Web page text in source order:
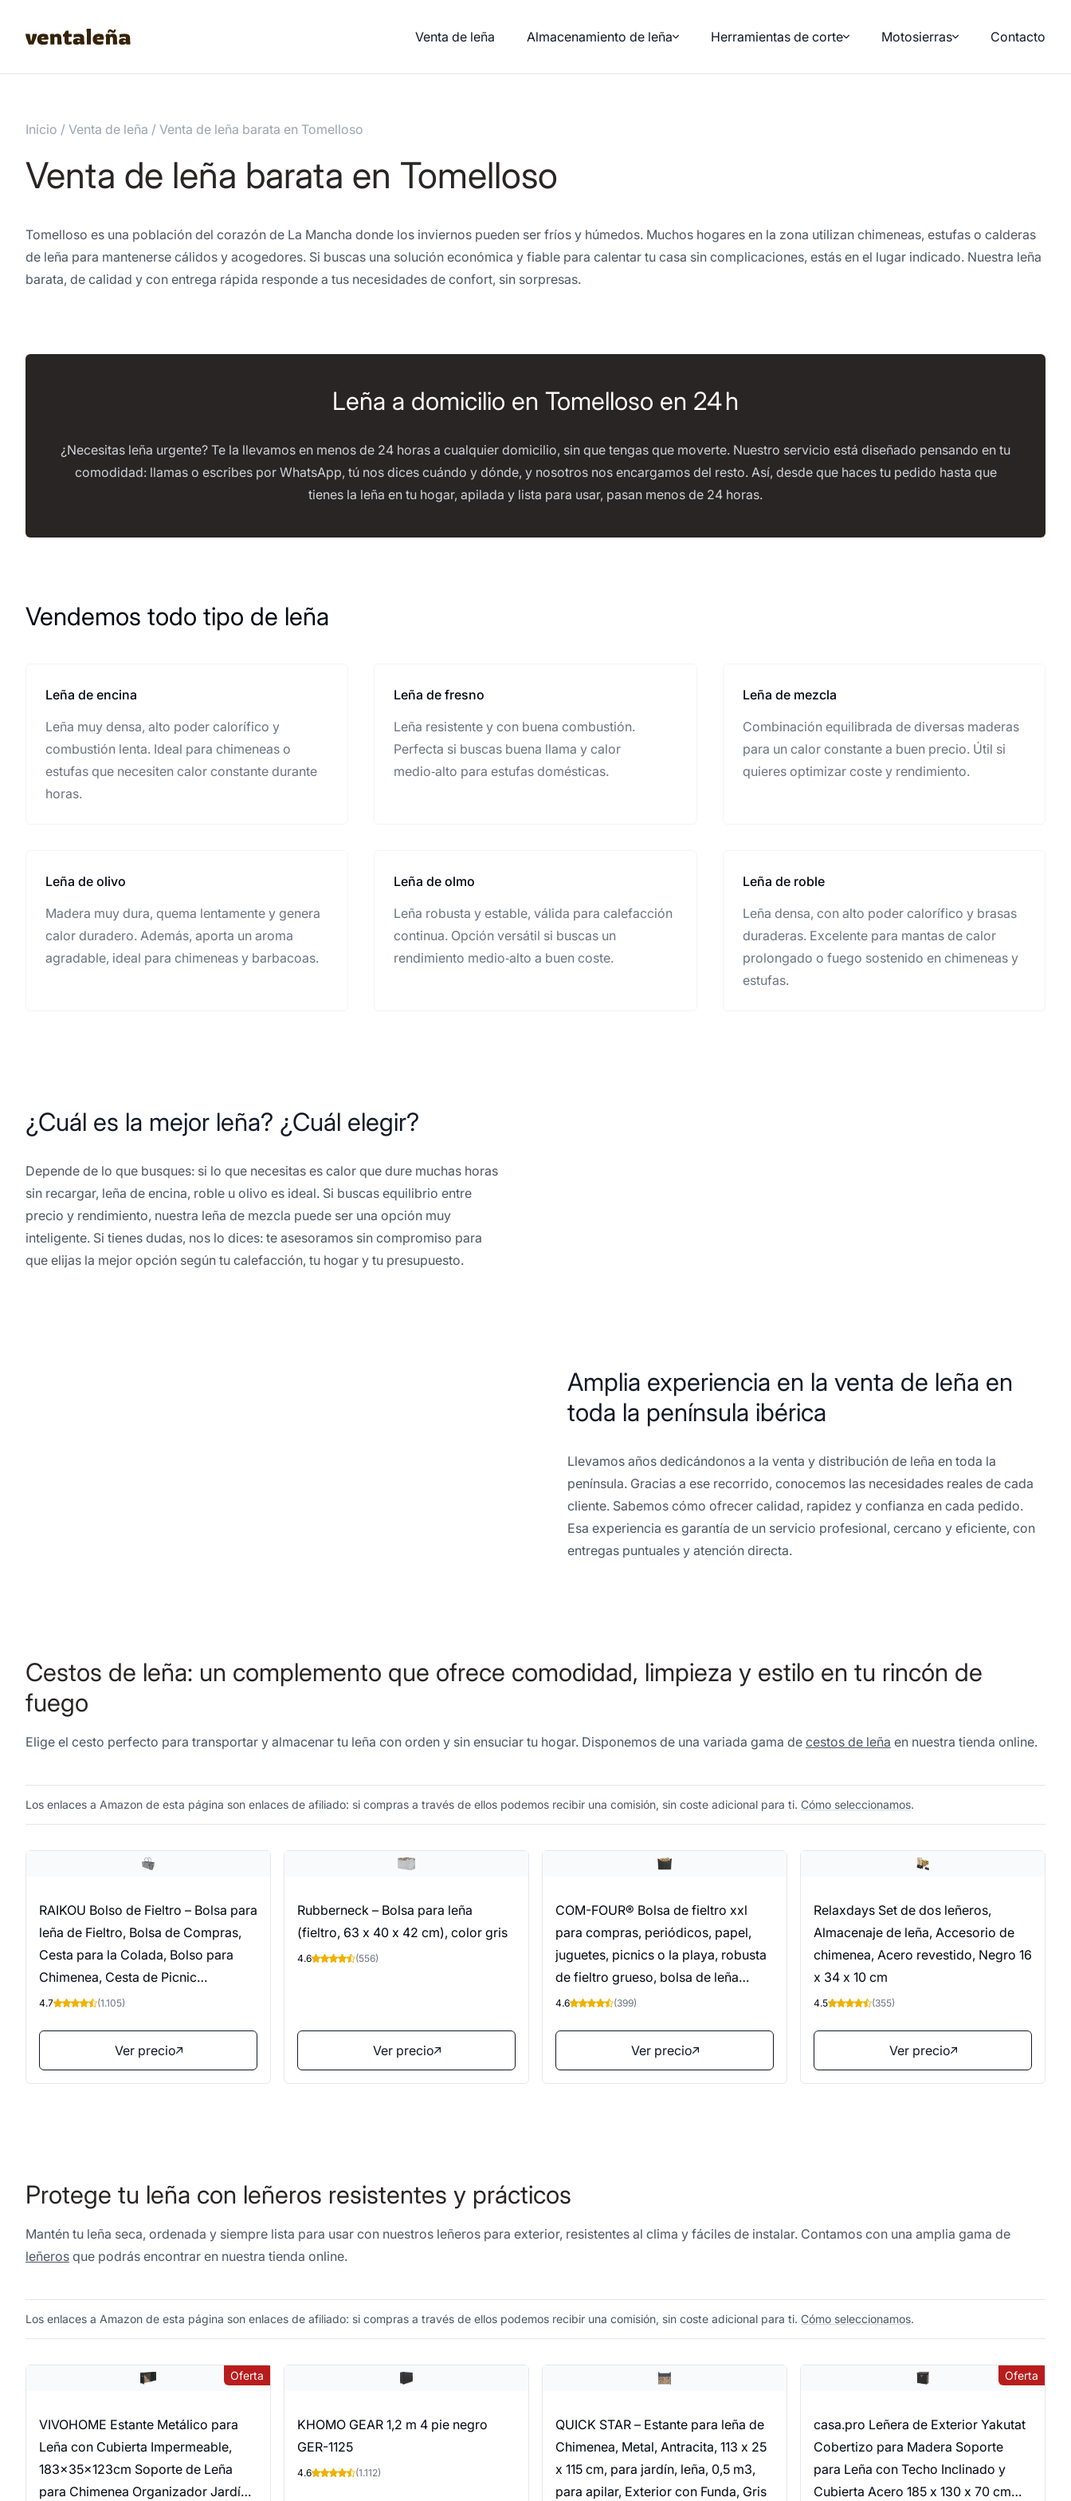
Venta de leña Almacenamiento de leña Herramientas de corte Motosierras Contacto
Inicio / Venta de leña / Venta de leña barata en Tomelloso
Venta de leña barata en Tomelloso
Tomelloso es una población del corazón de La Mancha donde los inviernos pueden ser fríos y húmedos. Muchos hogares en la zona utilizan chimeneas, estufas o calderas
de leña para mantenerse cálidos y acogedores. Si buscas una solución económica y fiable para calentar tu casa sin complicaciones, estás en el lugar indicado. Nuestra leña
barata, de calidad y con entrega rápida responde a tus necesidades de confort, sin sorpresas.
Leña a domicilio en Tomelloso en 24 h
¿Necesitas leña urgente? Te la llevamos en menos de 24 horas a cualquier domicilio, sin que tengas que moverte. Nuestro servicio está diseñado pensando en tu
comodidad: llamas o escribes por WhatsApp, tú nos dices cuándo y dónde, y nosotros nos encargamos del resto. Así, desde que haces tu pedido hasta que
tienes la leña en tu hogar, apilada y lista para usar, pasan menos de 24 horas.
Vendemos todo tipo de leña
Leña de encina
Leña muy densa, alto poder calorífico y
combustión lenta. Ideal para chimeneas o
estufas que necesiten calor constante durante
horas.
Leña de fresno
Leña resistente y con buena combustión.
Perfecta si buscas buena llama y calor
medio‑alto para estufas domésticas.
Leña de mezcla
Combinación equilibrada de diversas maderas
para un calor constante a buen precio. Útil si
quieres optimizar coste y rendimiento.
Leña de olivo
Madera muy dura, quema lentamente y genera
calor duradero. Además, aporta un aroma
agradable, ideal para chimeneas y barbacoas.
Leña de olmo
Leña robusta y estable, válida para calefacción
continua. Opción versátil si buscas un
rendimiento medio‑alto a buen coste.
Leña de roble
Leña densa, con alto poder calorífico y brasas
duraderas. Excelente para mantas de calor
prolongado o fuego sostenido en chimeneas y
estufas.
¿Cuál es la mejor leña? ¿Cuál elegir?
Depende de lo que busques: si lo que necesitas es calor que dure muchas horas
sin recargar, leña de encina, roble u olivo es ideal. Si buscas equilibrio entre
precio y rendimiento, nuestra leña de mezcla puede ser una opción muy
inteligente. Si tienes dudas, nos lo dices: te asesoramos sin compromiso para
que elijas la mejor opción según tu calefacción, tu hogar y tu presupuesto.
Amplia experiencia en la venta de leña en
toda la península ibérica
Llevamos años dedicándonos a la venta y distribución de leña en toda la
península. Gracias a ese recorrido, conocemos las necesidades reales de cada
cliente. Sabemos cómo ofrecer calidad, rapidez y confianza en cada pedido.
Esa experiencia es garantía de un servicio profesional, cercano y eficiente, con
entregas puntuales y atención directa.
Cestos de leña: un complemento que ofrece comodidad, limpieza y estilo en tu rincón de
fuego
Elige el cesto perfecto para transportar y almacenar tu leña con orden y sin ensuciar tu hogar. Disponemos de una variada gama de cestos de leña en nuestra tienda online.
Los enlaces a Amazon de esta página son enlaces de afiliado: si compras a través de ellos podemos recibir una comisión, sin coste adicional para ti. Cómo seleccionamos.
RAIKOU Bolso de Fieltro – Bolsa para
leña de Fieltro, Bolsa de Compras,
Cesta para la Colada, Bolso para
Chimenea, Cesta de Picnic
(Gris,50x34x27cm)
4.7 (1.105)
Ver precio
Rubberneck – Bolsa para leña
(fieltro, 63 x 40 x 42 cm), color gris
4.6 (556)
Ver precio
COM-FOUR® Bolsa de fieltro xxl
para compras, periódicos, papel,
juguetes, picnics o la playa, robusta
de fieltro grueso, bolsa de leña
perfecta para leña (01 pieza
4.6 (399)
Ver precio
Relaxdays Set de dos leñeros,
Almacenaje de leña, Accesorio de
chimenea, Acero revestido, Negro 16
x 34 x 10 cm
4.5 (355)
Ver precio
Protege tu leña con leñeros resistentes y prácticos
Mantén tu leña seca, ordenada y siempre lista para usar con nuestros leñeros para exterior, resistentes al clima y fáciles de instalar. Contamos con una amplia gama de
leñeros que podrás encontrar en nuestra tienda online.
Los enlaces a Amazon de esta página son enlaces de afiliado: si compras a través de ellos podemos recibir una comisión, sin coste adicional para ti. Cómo seleccionamos.
Oferta
VIVOHOME Estante Metálico para
Leña con Cubierta Impermeable,
183×35×123cm Soporte de Leña
para Chimenea Organizador Jardín,
KHOMO GEAR 1,2 m 4 pie negro
GER-1125
4.6 (1.112)
QUICK STAR – Estante para leña de
Chimenea, Metal, Antracita, 113 x 25
x 115 cm, para jardín, leña, 0,5 m3,
para apilar, Exterior con Funda, Gris
Oferta
casa.pro Leñera de Exterior Yakutat
Cobertizo para Madera Soporte
para Leña con Techo Inclinado y
Cubierta Acero 185 x 130 x 70 cm